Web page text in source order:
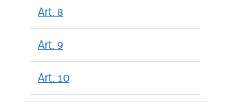
Art. 8
Art. 9
Art. 10